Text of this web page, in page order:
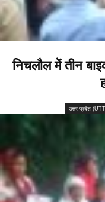
निचलौल में तीन
उत्तर प्रदेश